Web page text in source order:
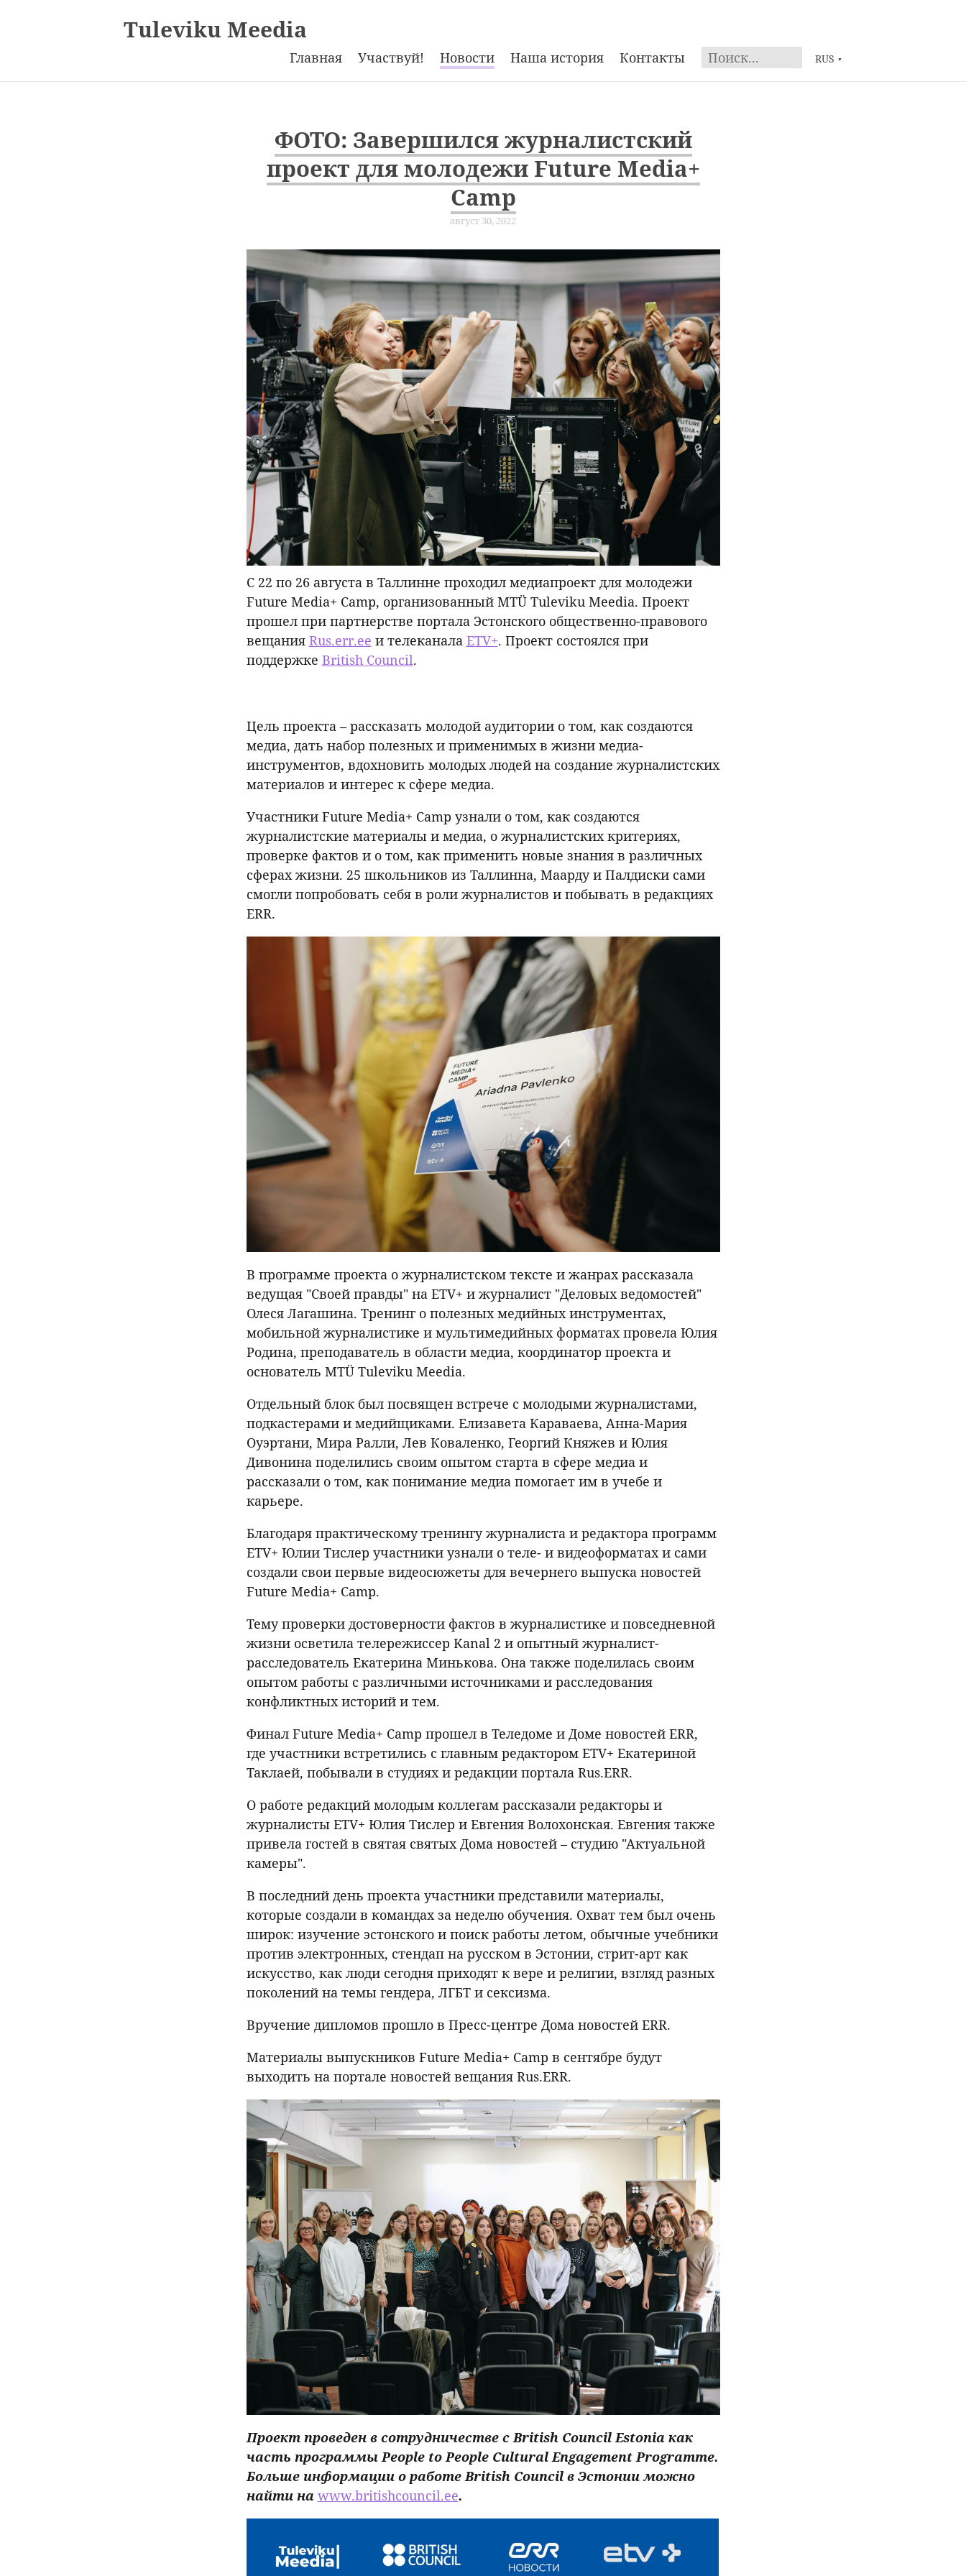
Tuleviku Meedia
Главная Участвуй! Новости Наша история Контакты RUS ▼
ФОТО: Завершился журналистский
проект для молодежи Future Media+
Camp
август 30, 2022
С 22 по 26 августа в Таллинне проходил медиапроект для молодежи
Future Media+ Camp, организованный MTÜ Tuleviku Meedia. Проект
прошел при партнерстве портала Эстонского общественно-правового
вещания Rus.err.ee и телеканала ETV+. Проект состоялся при
поддержке British Council.
Цель проекта – рассказать молодой аудитории о том, как создаются
медиа, дать набор полезных и применимых в жизни медиа-
инструментов, вдохновить молодых людей на создание журналистских
материалов и интерес к сфере медиа.
Участники Future Media+ Camp узнали о том, как создаются
журналистские материалы и медиа, о журналистских критериях,
проверке фактов и о том, как применить новые знания в различных
сферах жизни. 25 школьников из Таллинна, Маарду и Палдиски сами
смогли попробовать себя в роли журналистов и побывать в редакциях
ERR.
В программе проекта о журналистском тексте и жанрах рассказала
ведущая "Своей правды" на ETV+ и журналист "Деловых ведомостей"
Олеся Лагашина. Тренинг о полезных медийных инструментах,
мобильной журналистике и мультимедийных форматах провела Юлия
Родина, преподаватель в области медиа, координатор проекта и
основатель MTÜ Tuleviku Meedia.
Отдельный блок был посвящен встрече с молодыми журналистами,
подкастерами и медийщиками. Елизавета Караваева, Анна-Мария
Оуэртани, Мира Ралли, Лев Коваленко, Георгий Княжев и Юлия
Дивонина поделились своим опытом старта в сфере медиа и
рассказали о том, как понимание медиа помогает им в учебе и
карьере.
Благодаря практическому тренингу журналиста и редактора программ
ETV+ Юлии Тислер участники узнали о теле- и видеоформатах и сами
создали свои первые видеосюжеты для вечернего выпуска новостей
Future Media+ Camp.
Тему проверки достоверности фактов в журналистике и повседневной
жизни осветила телережиссер Kanal 2 и опытный журналист-
расследователь Екатерина Минькова. Она также поделилась своим
опытом работы с различными источниками и расследования
конфликтных историй и тем.
Финал Future Media+ Camp прошел в Теледоме и Доме новостей ERR,
где участники встретились с главным редактором ETV+ Екатериной
Таклаей, побывали в студиях и редакции портала Rus.ERR.
О работе редакций молодым коллегам рассказали редакторы и
журналисты ETV+ Юлия Тислер и Евгения Волохонская. Евгения также
привела гостей в святая святых Дома новостей – студию "Актуальной
камеры".
В последний день проекта участники представили материалы,
которые создали в командах за неделю обучения. Охват тем был очень
широк: изучение эстонского и поиск работы летом, обычные учебники
против электронных, стендап на русском в Эстонии, стрит-арт как
искусство, как люди сегодня приходят к вере и религии, взгляд разных
поколений на темы гендера, ЛГБТ и сексизма.
Вручение дипломов прошло в Пресс-центре Дома новостей ERR.
Материалы выпускников Future Media+ Camp в сентябре будут
выходить на портале новостей вещания Rus.ERR.
Проект проведен в сотрудничестве с British Council Estonia как
часть программы People to People Cultural Engagement Programme.
Больше информации о работе British Council в Эстонии можно
найти на www.britishcouncil.ee.